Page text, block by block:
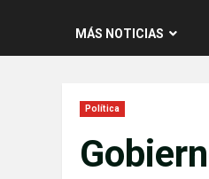
MÁS NOTICIAS
Política